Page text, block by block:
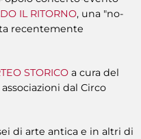
IL RITORNO, una "no-
recentemente
STORICO a cura del
dal Circo
di arte antica e in altri di